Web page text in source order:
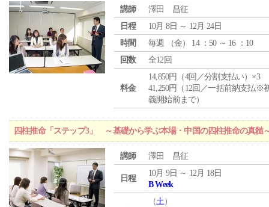
講師
澤田 昌征
日程
10月 8日 ～ 12月 24日
時間
毎週 （金） 14 ：50 ～ 16 ：10
回数
全12回
料金
14,850円（4回／分割支払い）×3
41,250円（12回／一括前納支払※
義開始前まで）
四柱推命「ステップ3」 ～基礎から学ぶ本場・中国の四柱推命の真髄
講師 澤田 昌征
日程
10月 9日 ～ 12月 18日
B Week
（土）